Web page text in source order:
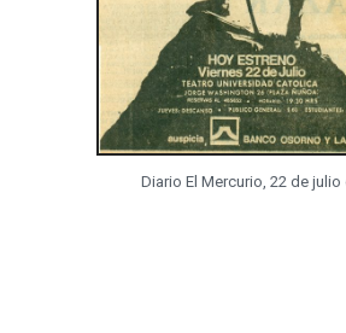
Diario El Mercurio, 22 de julio